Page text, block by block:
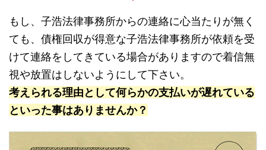
もし、子浩法律事務所からの連絡に心当たりが無く
ても、債権回収が得意な子浩法律事務所が依頼を受
けて連絡をしてきている場合がありますので着信無
視や放置はしないようにして下さい。
考えられる理由として何らかの支払いが遅れている
といった事はありませんか？